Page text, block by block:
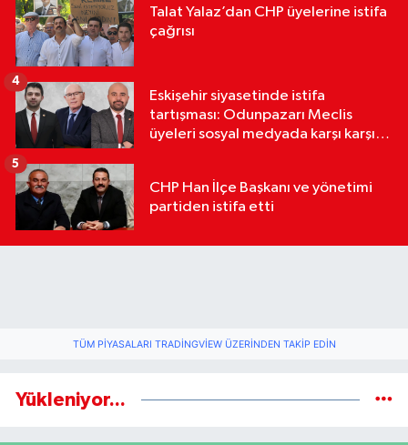
Talat Yalaz’dan CHP üyelerine istifa
çağrısı
Eskişehir siyasetinde istifa
tartışması: Odunpazarı Meclis
üyeleri sosyal medyada karşı karşıya
4
CHP Han İlçe Başkanı ve yönetimi
partiden istifa etti
5
TÜM PIYASALARI TRADINGVIEW ÜZERINDEN TAKIP EDIN
Yükleniyor...